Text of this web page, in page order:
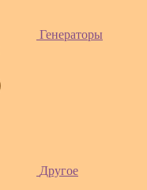
Генераторы
Другое